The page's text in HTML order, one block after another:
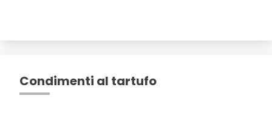
Condimenti al tartufo